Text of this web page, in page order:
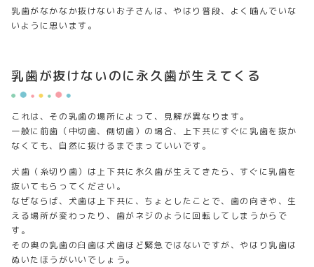
乳歯がなかなか抜けないお子さんは、やはり普段、よく噛んでいな
いように思います。
乳歯が抜けないのに永久歯が生えてくる
これは、その乳歯の場所によって、見解が異なります。
一般に前歯（中切歯、側切歯）の場合、上下共にすぐに乳歯を抜か
なくても、自然に抜けるまでまっていいです。
犬歯（糸切り歯）は上下共に永久歯が生えてきたら、すぐに乳歯を
抜いてもらってください。
なぜならば、犬歯は上下共に、ちょとしたことで、歯の向きや、生
える場所が変わったり、歯がネジのように回転してしまうからで
す。
その奥の乳歯の臼歯は犬歯ほど緊急ではないですが、やはり乳歯は
ぬいたほうがいいでしょう。